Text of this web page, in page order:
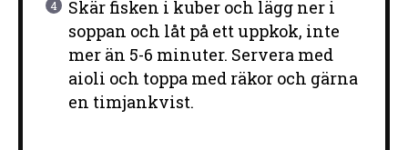
Skär fisken i kuber och lägg ner i
soppan och låt på ett uppkok, inte
mer än 5-6 minuter. Servera med
aioli och toppa med räkor och gärna
en timjankvist.